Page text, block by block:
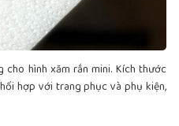
hình xăm rắn mini. Kích thước
hợp với trang phục và phụ kiện,